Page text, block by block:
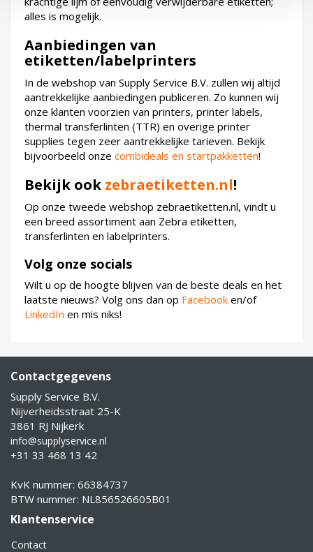
alles is mogelijk.
Aanbiedingen van
etiketten/labelprinters
In de webshop van Supply Service B.V. zullen wij altijd
aantrekkelijke aanbiedingen publiceren. Zo kunnen wij
onze klanten voorzien van printers, printer labels,
thermal transferlinten (TTR) en overige printer
supplies tegen zeer aantrekkelijke tarieven. Bekijk
bijvoorbeeld onze combideals en startpakketten!
Bekijk ook zebraetiketten.nl!
Op onze tweede webshop zebraetiketten.nl, vindt u
een breed assortiment aan Zebra etiketten,
transferlinten en labelprinters.
Volg onze socials
Wilt u op de hoogte blijven van de beste deals en het
laatste nieuws? Volg ons dan op Facebook en/of
LinkedIn en mis niks!
Contactgegevens
Supply Service B.V.
Nijverheidsstraat 25-K
3861 RJ Nijkerk
info@supplyservice.nl
+31 33 468 13 42
KvK nummer: 66384737
BTW nummer: NL856526605B01
Klantenservice
Contact